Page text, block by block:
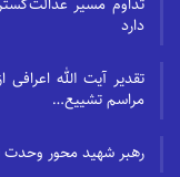
تداوم مسیر
دارد
تقدیر آیت الله
مراسم تشییع…
رهبر شهید محور وحدت